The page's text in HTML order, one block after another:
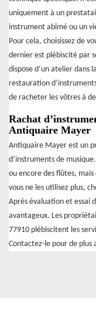
uniquement à un
instrument abîmé ou un
Pour cela, choisissez de
dernier est plébiscité par
dispose d’un atelier dans
restauration
de racheter les vôtres à
Rachat
Antiquaire Mayer
Antiquaire Mayer est un
d’instruments de
ou encore des flûtes,
vous ne les utilisez plus,
Après évaluation et essai
avantageux. Les
77910 plébiscitent les
Contactez-le pour de plus